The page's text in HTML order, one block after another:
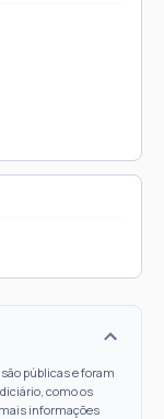
públicas e foram
como os
informações